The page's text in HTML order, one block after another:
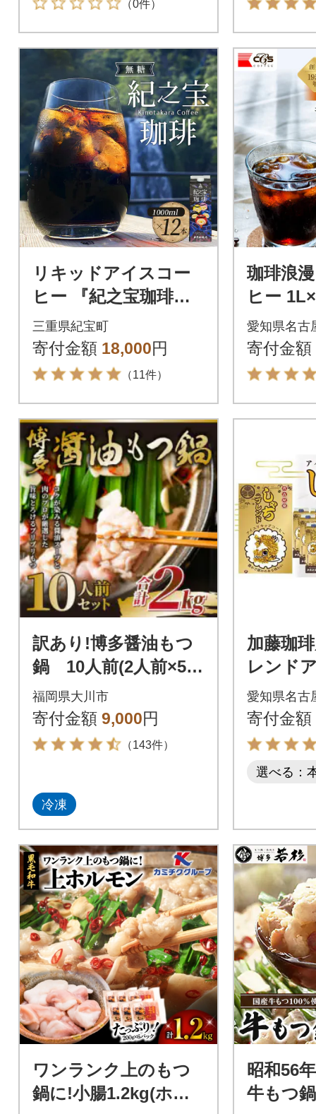
（0件）
リキッドアイスコー
ヒー 『紀之宝珈琲』 1
L×12本【knkc200A】
三重県紀宝町
寄付金額 18,000円
（11件）
珈琲浪
ヒー
ーヒー
ヒー 愛
愛知県名古
寄付金額
訳あり!博多醤油もつ
鍋 10人前(2人前×5セ
ット)(大川市)
福岡県大川市
寄付金額 9,000円
（143件）
冷凍
加藤珈
レンド
ドコー
2本
愛知県名古
寄付金額
選べる：
ワンランク上のもつ
鍋に!小腸1.2kg(ホル
昭和56
牛もつ